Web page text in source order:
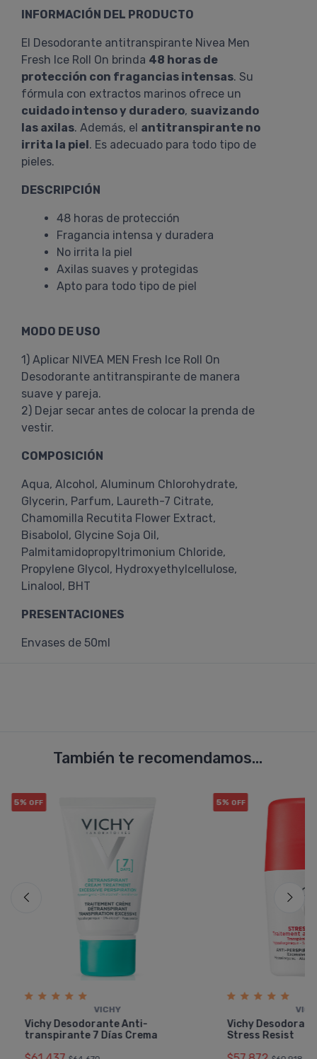
INFORMACIÓN DEL PRODUCTO
El Desodorante antitranspirante Nivea Men
Fresh Ice Roll On brinda 48 horas de
protección con fragancias intensas. Su
fórmula con extractos marinos ofrece un
cuidado intenso y duradero, suavizando
las axilas. Además, el antitranspirante no
irrita la piel. Es adecuado para todo tipo de
pieles.
DESCRIPCIÓN
48 horas de protección
Fragancia intensa y duradera
No irrita la piel
Axilas suaves y protegidas
Apto para todo tipo de piel
MODO DE USO
1) Aplicar NIVEA MEN Fresh Ice Roll On
Desodorante antitranspirante de manera
suave y pareja.
2) Dejar secar antes de colocar la prenda de
vestir.
COMPOSICIÓN
Aqua, Alcohol, Aluminum Chlorohydrate,
Glycerin, Parfum, Laureth-7 Citrate,
Chamomilla Recutita Flower Extract,
Bisabolol, Glycine Soja Oil,
Palmitamidopropyltrimonium Chloride,
Propylene Glycol, Hydroxyethylcellulose,
Linalool, BHT
PRESENTACIONES
Envases de 50ml
También te recomendamos...
5% OFF
VICHY
Vichy Desodorante Anti-
transpirante 7 Dí­as Crema
5% OFF
Vichy
Stress Resist